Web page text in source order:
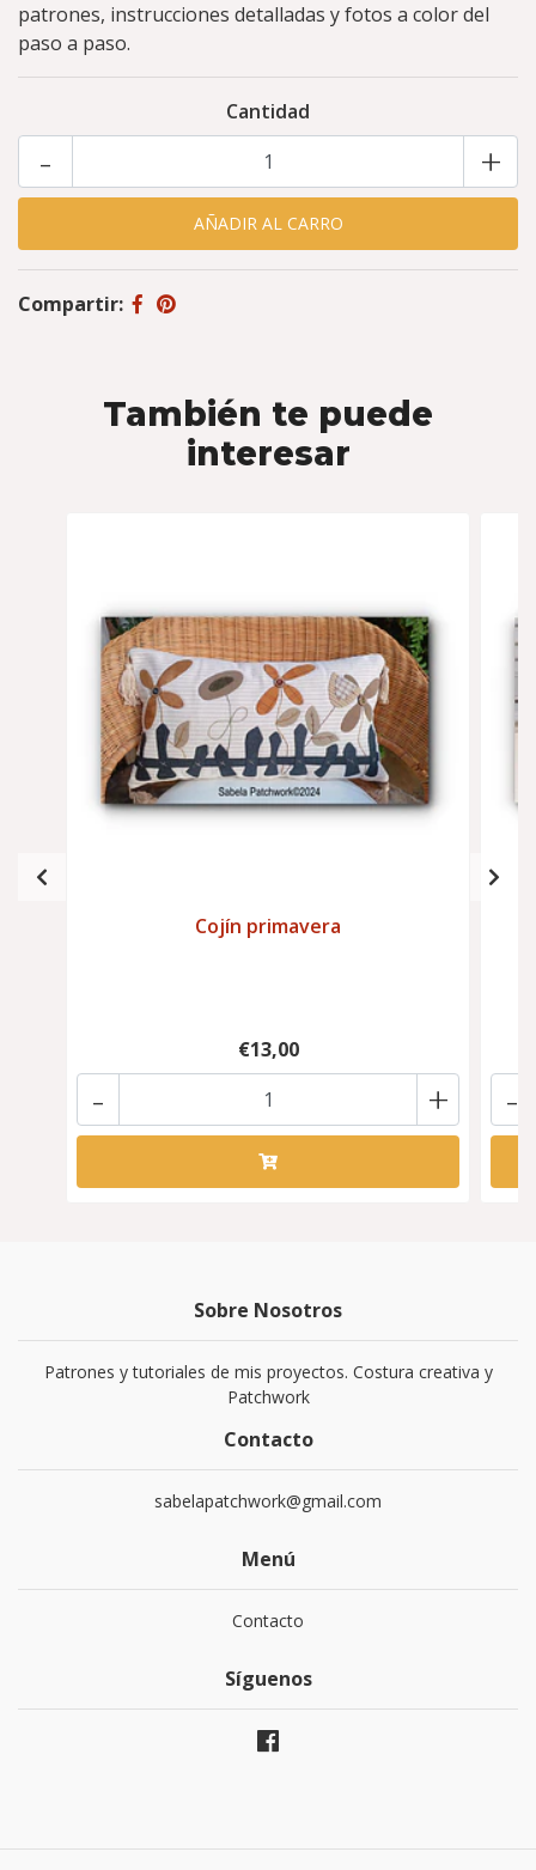
patrones, instrucciones detalladas y fotos a color del
paso a paso.
Cantidad
+
-
Compartir:
También te puede
interesar
Cojín primavera
€13,00
+
- -
Sobre Nosotros
Patrones y tutoriales de mis proyectos. Costura creativa y
Patchwork
Contacto
sabelapatchwork@gmail.com
Menú
Contacto
Síguenos